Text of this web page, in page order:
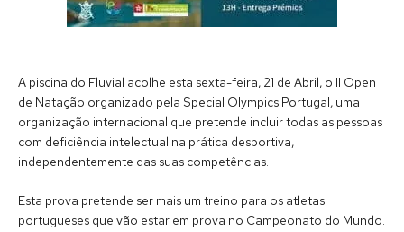
A piscina do Fluvial acolhe esta sexta-feira, 21 de Abril, o II Open
de Natação organizado pela Special Olympics Portugal, uma
organização internacional que pretende incluir todas as pessoas
com deficiência intelectual na prática desportiva,
independentemente das suas competências.
Esta prova pretende ser mais um treino para os atletas
portugueses que vão estar em prova no Campeonato do Mundo.